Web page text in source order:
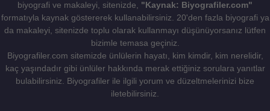
biyografi ve makaleyi, sitenizde, "Kaynak: Biyografiler.com"
formatıyla kaynak göstererek kullanabilirsiniz. 20'den fazla biyografi ya
da makaleyi, sitenizde toplu olarak kullanmayı düşünüyorsanız lütfen
bizimle temasa geçiniz.
Biyografiler.com sitemizde ünlülerin hayatı, kim kimdir, kim nerelidir,
kaç yaşındadır gibi ünlüler hakkında merak ettiğiniz sorulara yanıtlar
bulabilirsiniz. Biyografiler ile ilgili yorum ve düzeltmelerinizi bize
iletebilirsiniz.